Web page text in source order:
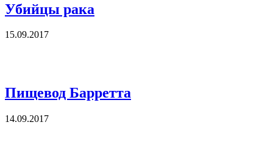
Убийцы рака
15.09.2017
Пищевод Барретта
14.09.2017